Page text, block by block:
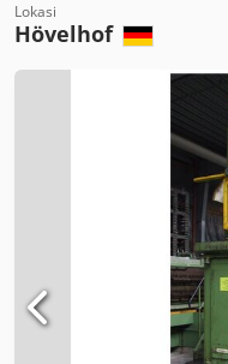
Lokasi
Hövelhof